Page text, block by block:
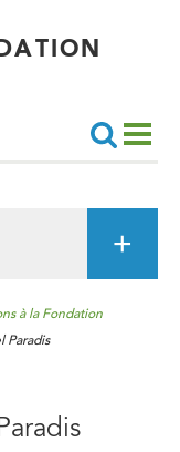
Recherche
à la Fondation
Paradis